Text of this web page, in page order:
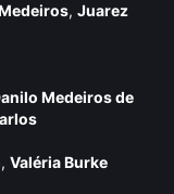
, Juarez
Medeiros de
, Valéria Burke